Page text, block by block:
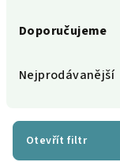
Doporučujeme
Nejprodávanější
Otevřít filtr